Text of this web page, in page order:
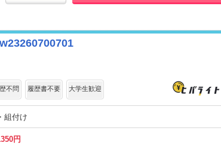
不問 履歴書不要 大学生歓迎
組付け
円